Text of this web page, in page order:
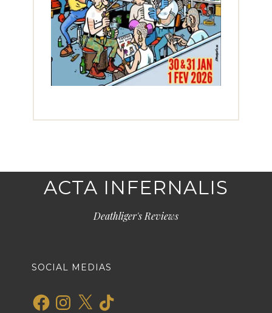
ACTA INFERNALIS
Deathliger's Reviews
SOCIAL MEDIAS
FacebookInstagram
X TikTok